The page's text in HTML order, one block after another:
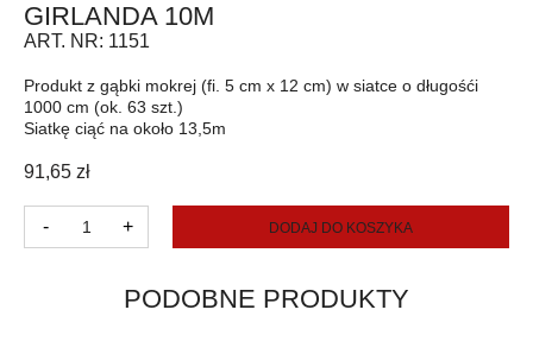
GIRLANDA 10M
91,65 zł
Produkt z gąbki mokrej (fi. 5 cm x 12 cm) w siatce o długośći
1000 cm (ok. 63 szt.)
Siatkę ciąć na około 13,5m
-
ilość
Girlanda
10m
+ DODAJ DO KOSZYKA
ART. NR: 1151
PODOBNE PRODUKTY